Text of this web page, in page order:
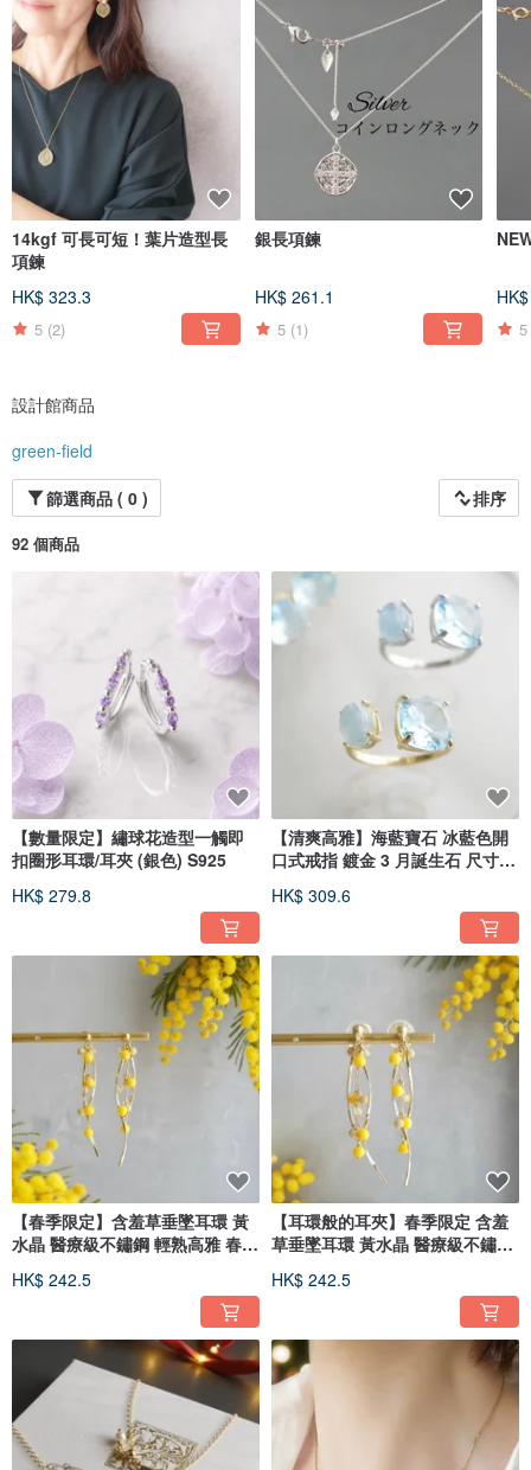
14kgf 可長可短！葉片造型長
項鍊
HK$ 323.3
5 (2)
銀長項鍊
HK$ 261.1
5 (1) 5
設計館商品
green-field
篩選商品 ( 0 )
排序
92 個商品
【數量限定】繡球花造型一觸即
扣圈形耳環/耳夾 (銀色) S925
HK$ 279.8
【清爽高雅】海藍寶石 冰藍色開
口式戒指 鍍金 3 月誕生石 尺寸可
HK$ 309.6
【春季限定】含羞草垂墜耳環 黃
水晶 醫療級不鏽鋼 輕熟高雅 春季
HK$ 242.5
【耳環般的耳夾】春季限定 含羞
草垂墜耳環 黃水晶 醫療級不鏽鋼
HK$ 242.5